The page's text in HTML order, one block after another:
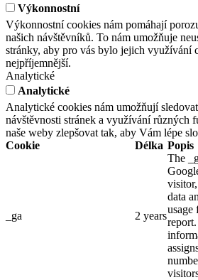
Výkonnostní
Výkonnostní cookies nám pomáhají
našich návštěvníků. To nám umožňuje
stránky, aby pro vás bylo jejich využívání
nejpříjemnější.
Analytické
Analytické
Analytické cookies nám umožňují
návštěvnosti stránek a využívání různých
naše weby zlepšovat tak, aby Vám lépe
Cookie
Délka Popis
_ga 2 years
The
data
usage